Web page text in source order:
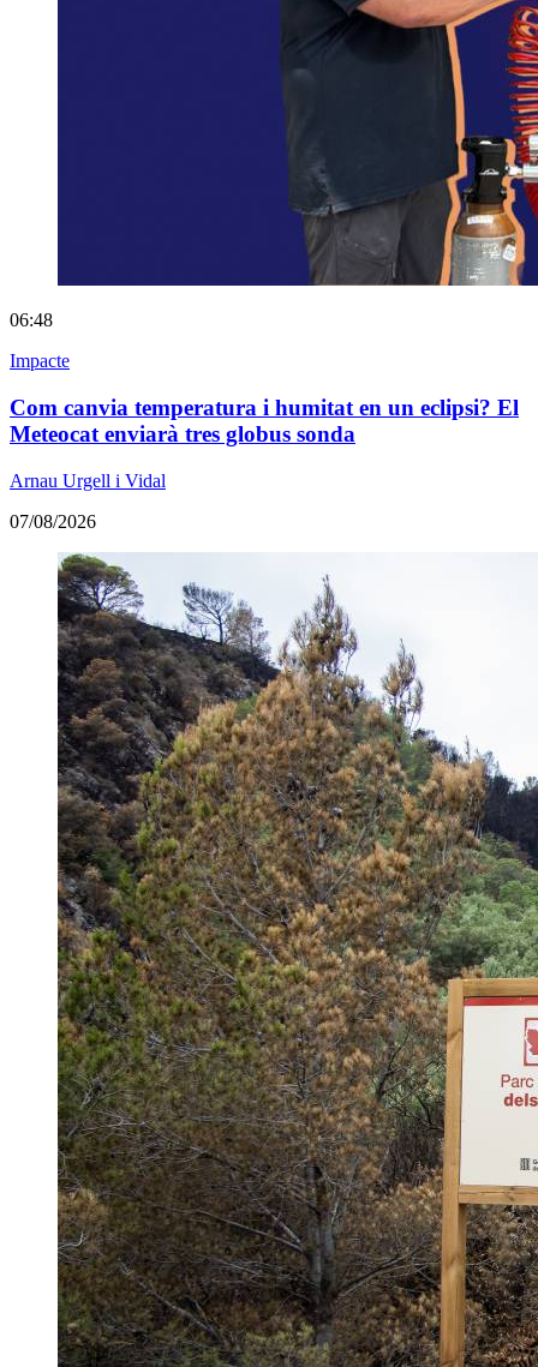
06:48
Impacte
Com canvia temperatura i humitat en un eclipsi? El
Meteocat enviarà tres globus sonda
Arnau Urgell i Vidal
07/08/2026